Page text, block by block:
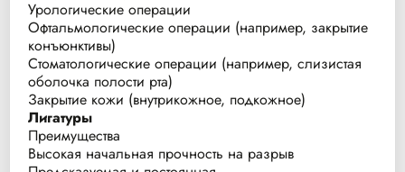
Урологические операции
Офтальмологические операции (например, закрытие
конъюнктивы)
Стоматологические операции (например, слизистая
оболочка полости рта)
Закрытие кожи (внутрикожное, подкожное)
Лигатуры
Преимущества
Высокая начальная прочность на разрыв